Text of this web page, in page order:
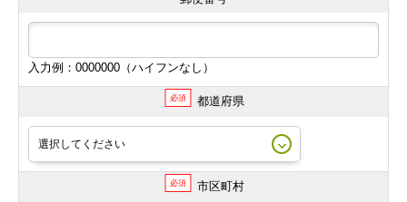
入力例：0000000（ハイフンなし）
必須 都道府県
必須 市区町村